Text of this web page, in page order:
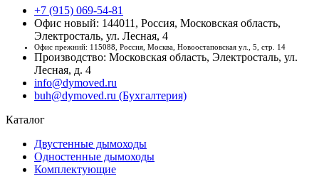
+7 (915) 069-54-81
Офис новый: 144011, Россия, Московская область,
Электросталь, ул. Лесная, 4
Офис прежний: 115088, Россия, Москва, Новоостаповская ул., 5, стр. 14
Производство: Московская область, Электросталь, ул.
Лесная, д. 4
info@dymoved.ru
buh@dymoved.ru (Бухгалтерия)
Каталог
Двустенные дымоходы
Одностенные дымоходы
Комплектующие